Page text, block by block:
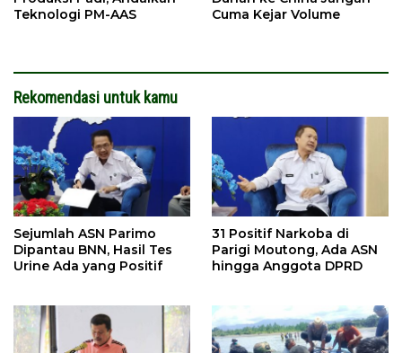
Teknologi PM-AAS
Cuma Kejar Volume
Rekomendasi untuk kamu
Sejumlah ASN Parimo
Dipantau BNN, Hasil Tes
Urine Ada yang Positif
31 Positif Narkoba di
Parigi Moutong, Ada ASN
hingga Anggota DPRD